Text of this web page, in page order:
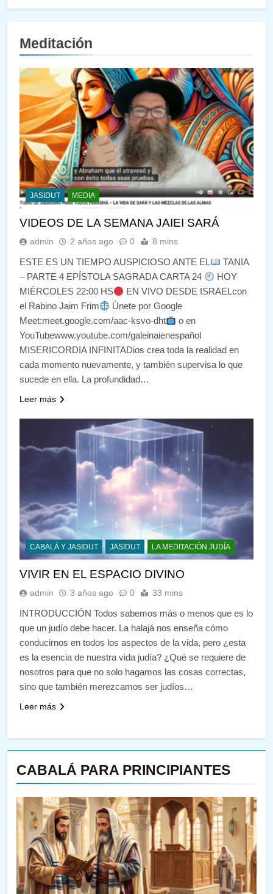
CABALÁ PARA PRINCIPIANTES
143
¿QUIÉN ES SABIO? EL QUE
VE LO QUE VA A NACER
PENSAMIENTO JUDÍO PIRKEI AVOT
Meditación
JASIDUT MEDIA
VIDEOS DE LA SEMANA JAIEI SARÁ
admin 2 años ago 0 8 mins
ESTE ES UN TIEMPO AUSPICIOSO ANTE EL
TANIA
– PARTE 4 EPÍSTOLA SAGRADA CARTA 24
HOY
MIÉRCOLES 22:00 HS
EN VIVO DESDE ISRAELcon
el Rabino Jaim Frim
Únete por Google
Meet:meet.google.com/aac-ksvo-dht
o en
YouTubewww.youtube.com/galeinaienespañol
MISERICORDIA INFINITADios crea toda la realidad en
cada momento nuevamente, y también supervisa lo que
sucede en ella. La profundidad…
Leer más
CABALÁ Y JASIDUT JASIDUT LA MEDITACIÓN JUDÍA
VIVIR EN EL ESPACIO DIVINO
admin 3 años ago 0 33 mins
INTRODUCCIÓN Todos sabemos más o menos que es lo
que un judío debe hacer. La halajá nos enseña cómo
conducirnos en todos los aspectos de la vida, pero ¿esta
es la esencia de nuestra vida judía? ¿Qué se requiere de
nosotros para que no solo hagamos las cosas correctas,
sino que también merezcamos ser judíos…
Leer más